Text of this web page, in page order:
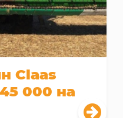
Claas
000 на